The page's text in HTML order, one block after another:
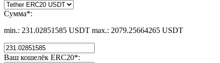
Сумма*:
min.: 231.02851585 USDT max.: 2079.25664265 USDT
Ваш кошелёк ERC20*: